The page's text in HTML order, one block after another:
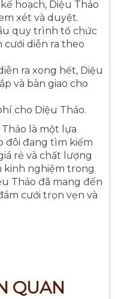
hoạch, Diệu Thảo
xét và duyệt.
quy trình tổ chức
cưới diễn ra theo
ra xong hết, Diệu
và bàn giao cho
cho Diệu Thảo.
là một lựa
đôi đang tìm kiếm
rẻ và chất lượng
kinh nghiệm trong
Thảo đã mang đến
cưới trọn vẹn và
QUAN